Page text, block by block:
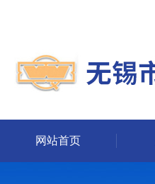
网站首页